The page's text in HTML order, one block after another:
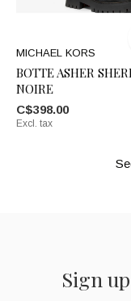
MICHAEL KORS
BOTTE ASHER
NOIRE
C$398.00
Excl. tax
Sign